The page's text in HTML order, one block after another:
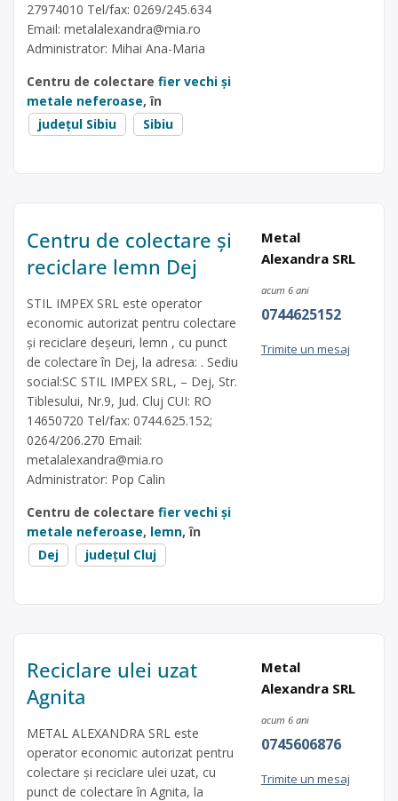
27974010 Tel/fax: 0269/245.634
Email: metalalexandra@mia.ro
Administrator: Mihai Ana-Maria
Centru de colectare fier vechi și
metale neferoase, în
județul Sibiu
Sibiu
Centru de colectare și
reciclare lemn Dej
STIL IMPEX SRL este operator
economic autorizat pentru colectare
și reciclare deșeuri, lemn , cu punct
de colectare în Dej, la adresa: . Sediu
social:SC STIL IMPEX SRL, – Dej, Str.
Tiblesului, Nr.9, Jud. Cluj CUI: RO
14650720 Tel/fax: 0744.625.152;
0264/206.270 Email:
metalalexandra@mia.ro
Administrator: Pop Calin
Centru de colectare fier vechi și
metale neferoase, lemn, în
Dej
județul Cluj
Metal
Alexandra SRL
acum 6 ani
0744625152
Trimite un mesaj
Reciclare ulei uzat
Agnita
METAL ALEXANDRA SRL este
operator economic autorizat pentru
colectare și reciclare ulei uzat, cu
punct de colectare în Agnita, la
Metal
Alexandra SRL
acum 6 ani
0745606876
Trimite un mesaj